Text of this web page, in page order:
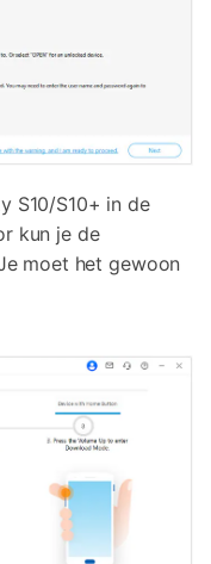
S10/S10+ in de
kun je de
moet het gewoon